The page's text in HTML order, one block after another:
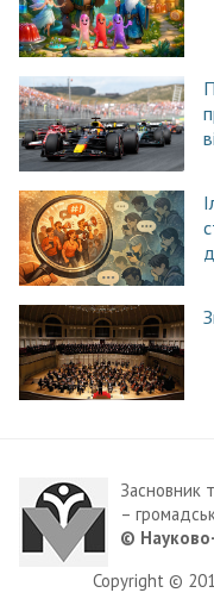
Засновник
–
© Науково-
Copyright ©